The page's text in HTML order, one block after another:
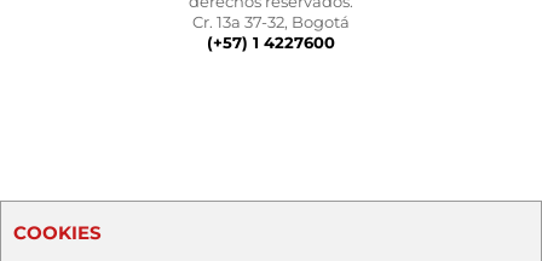
Cr. 13a 37-32, Bogotá
(+57) 1 4227600
COOKIES